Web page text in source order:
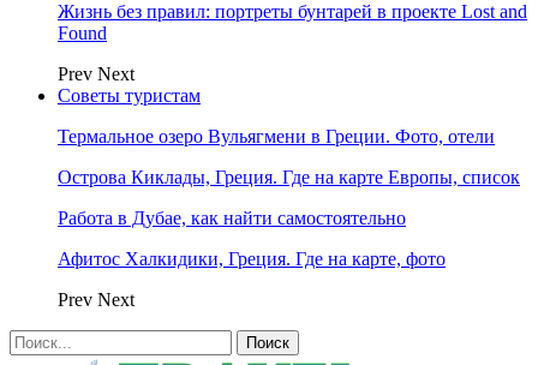
Жизнь без правил: портреты бунтарей в проекте Lost and
Found
Prev Next
Советы туристам
Термальное озеро Вульягмени в Греции. Фото, отели
Острова Киклады, Греция. Где на карте Европы, список
Работа в Дубае, как найти самостоятельно
Афитос Халкидики, Греция. Где на карте, фото
Prev Next